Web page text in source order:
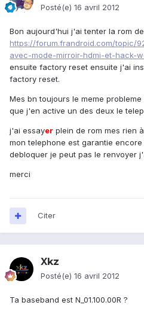
Posté(e) 16 avril 2012
Bon aujourd'hui j'ai tenter la rom
https://forum.frandroid.com/topic/
avec-mode-mirroir-hdmi-et-hack-
ensuite factory reset ensuite j'ai
factory reset.
Mes bn toujours le meme
que j'en active un des deux le
j'ai essayer plein de rom mes rien
mon telephone est garantie
debloquer je peut pas le renvoyer
merci
Citer
Xkz
Posté(e) 16 avril 2012
Ta baseband est N_01.100.00R ?